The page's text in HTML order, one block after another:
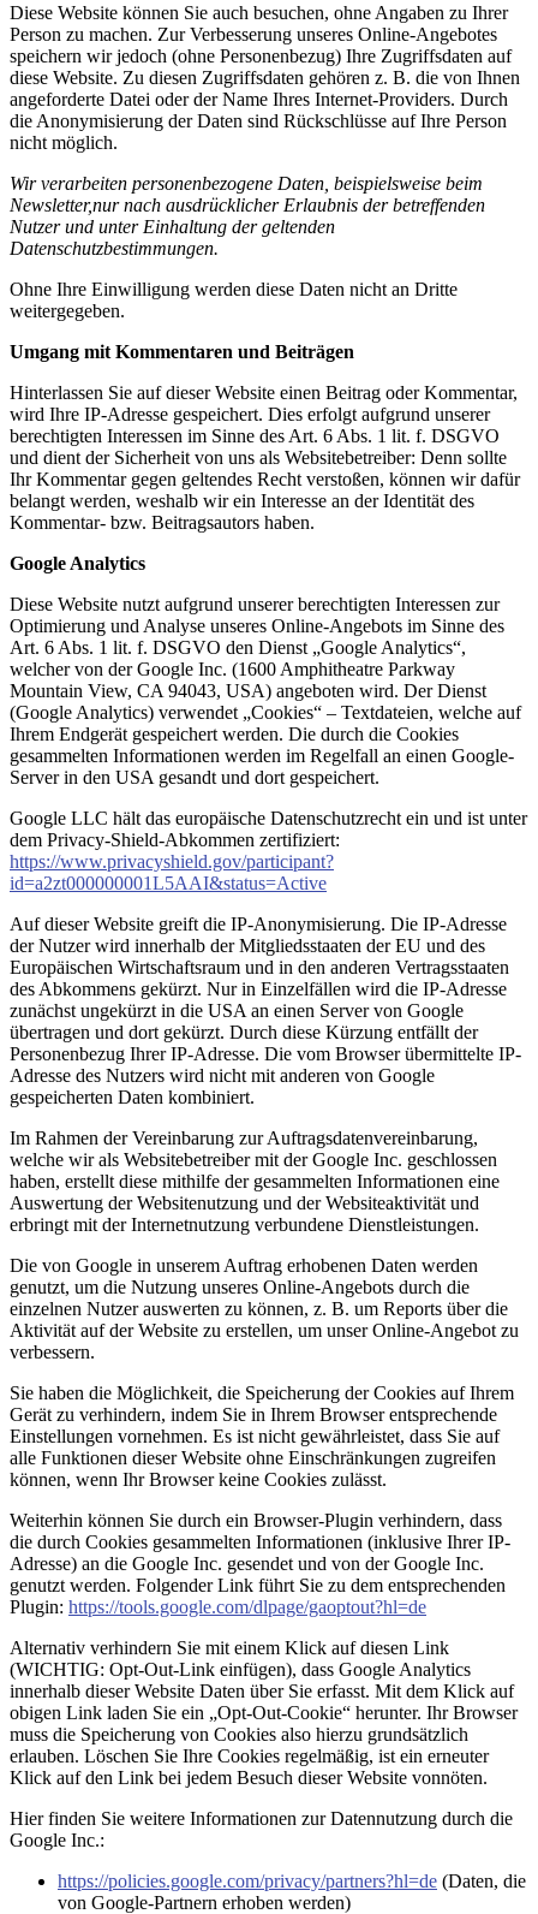
Diese Website können Sie auch besuchen, ohne Angaben zu Ihrer
Person zu machen. Zur Verbesserung unseres Online-Angebotes
speichern wir jedoch (ohne Personenbezug) Ihre Zugriffsdaten auf
diese Website. Zu diesen Zugriffsdaten gehören z. B. die von Ihnen
angeforderte Datei oder der Name Ihres Internet-Providers. Durch
die Anonymisierung der Daten sind Rückschlüsse auf Ihre Person
nicht möglich.
Wir verarbeiten personenbezogene Daten, beispielsweise beim
Newsletter,nur nach ausdrücklicher Erlaubnis der betreffenden
Nutzer und unter Einhaltung der geltenden
Datenschutzbestimmungen.
Ohne Ihre Einwilligung werden diese Daten nicht an Dritte
weitergegeben.
Umgang mit Kommentaren und Beiträgen
Hinterlassen Sie auf dieser Website einen Beitrag oder Kommentar,
wird Ihre IP-Adresse gespeichert. Dies erfolgt aufgrund unserer
berechtigten Interessen im Sinne des Art. 6 Abs. 1 lit. f. DSGVO
und dient der Sicherheit von uns als Websitebetreiber: Denn sollte
Ihr Kommentar gegen geltendes Recht verstoßen, können wir dafür
belangt werden, weshalb wir ein Interesse an der Identität des
Kommentar- bzw. Beitragsautors haben.
Google Analytics
Diese Website nutzt aufgrund unserer berechtigten Interessen zur
Optimierung und Analyse unseres Online-Angebots im Sinne des
Art. 6 Abs. 1 lit. f. DSGVO den Dienst „Google Analytics“,
welcher von der Google Inc. (1600 Amphitheatre Parkway
Mountain View, CA 94043, USA) angeboten wird. Der Dienst
(Google Analytics) verwendet „Cookies“ – Textdateien, welche auf
Ihrem Endgerät gespeichert werden. Die durch die Cookies
gesammelten Informationen werden im Regelfall an einen Google-
Server in den USA gesandt und dort gespeichert.
Google LLC hält das europäische Datenschutzrecht ein und ist unter
dem Privacy-Shield-Abkommen zertifiziert:
https://www.privacyshield.gov/participant?
id=a2zt000000001L5AAI&status=Active
Auf dieser Website greift die IP-Anonymisierung. Die IP-Adresse
der Nutzer wird innerhalb der Mitgliedsstaaten der EU und des
Europäischen Wirtschaftsraum und in den anderen Vertragsstaaten
des Abkommens gekürzt. Nur in Einzelfällen wird die IP-Adresse
zunächst ungekürzt in die USA an einen Server von Google
übertragen und dort gekürzt. Durch diese Kürzung entfällt der
Personenbezug Ihrer IP-Adresse. Die vom Browser übermittelte IP-
Adresse des Nutzers wird nicht mit anderen von Google
gespeicherten Daten kombiniert.
Im Rahmen der Vereinbarung zur Auftragsdatenvereinbarung,
welche wir als Websitebetreiber mit der Google Inc. geschlossen
haben, erstellt diese mithilfe der gesammelten Informationen eine
Auswertung der Websitenutzung und der Websiteaktivität und
erbringt mit der Internetnutzung verbundene Dienstleistungen.
Die von Google in unserem Auftrag erhobenen Daten werden
genutzt, um die Nutzung unseres Online-Angebots durch die
einzelnen Nutzer auswerten zu können, z. B. um Reports über die
Aktivität auf der Website zu erstellen, um unser Online-Angebot zu
verbessern.
Sie haben die Möglichkeit, die Speicherung der Cookies auf Ihrem
Gerät zu verhindern, indem Sie in Ihrem Browser entsprechende
Einstellungen vornehmen. Es ist nicht gewährleistet, dass Sie auf
alle Funktionen dieser Website ohne Einschränkungen zugreifen
können, wenn Ihr Browser keine Cookies zulässt.
Weiterhin können Sie durch ein Browser-Plugin verhindern, dass
die durch Cookies gesammelten Informationen (inklusive Ihrer IP-
Adresse) an die Google Inc. gesendet und von der Google Inc.
genutzt werden. Folgender Link führt Sie zu dem entsprechenden
Plugin: https://tools.google.com/dlpage/gaoptout?hl=de
Alternativ verhindern Sie mit einem Klick auf diesen Link
(WICHTIG: Opt-Out-Link einfügen), dass Google Analytics
innerhalb dieser Website Daten über Sie erfasst. Mit dem Klick auf
obigen Link laden Sie ein „Opt-Out-Cookie“ herunter. Ihr Browser
muss die Speicherung von Cookies also hierzu grundsätzlich
erlauben. Löschen Sie Ihre Cookies regelmäßig, ist ein erneuter
Klick auf den Link bei jedem Besuch dieser Website vonnöten.
Hier finden Sie weitere Informationen zur Datennutzung durch die
Google Inc.:
https://policies.google.com/privacy/partners?hl=de (Daten, die
von Google-Partnern erhoben werden)